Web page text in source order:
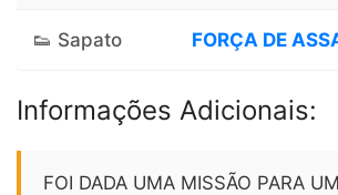
👟 Sapato FORÇA DE
Informações Adicionais:
FOI DADA UMA MISSÃO PARA